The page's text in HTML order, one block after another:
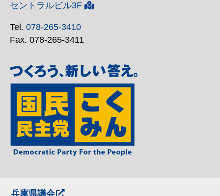
セントラルビル3F
Tel. 078-265-3410
Fax. 078-265-3411
兵庫県議会